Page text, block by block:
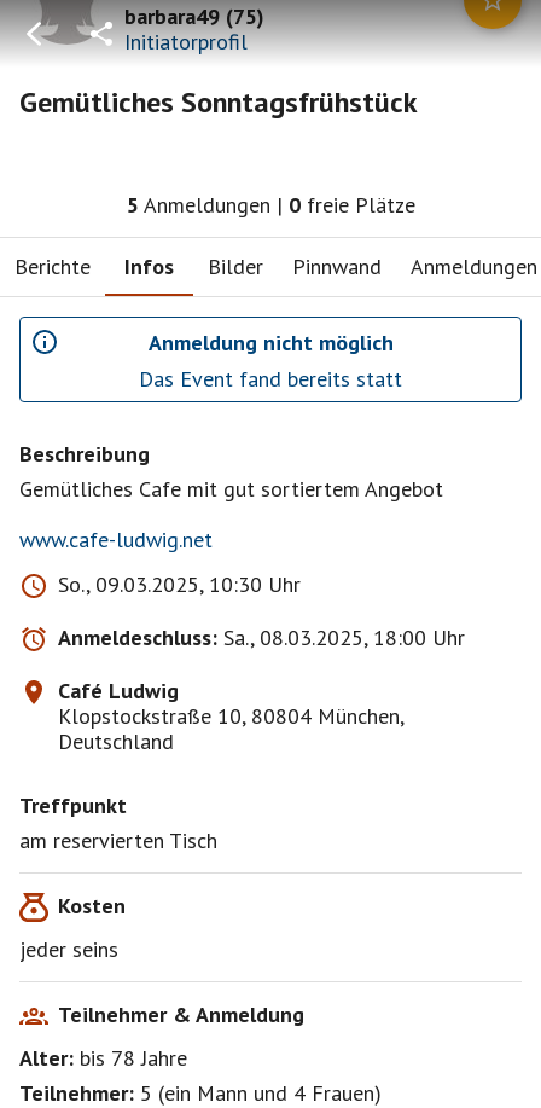
barbara49(75)
Initiatorprofil
Gemütliches Sonntagsfrühstück
5 Anmeldungen | 0 freie Plätze
Berichte Infos Bilder Pinnwand Anmeldungen
Anmeldung nicht möglich
Das Event fand bereits statt
Beschreibung
Gemütliches Cafe mit gut sortiertem Angebot
www.cafe-ludwig.net
So., 09.03.2025, 10:30 Uhr
Anmeldeschluss: Sa., 08.03.2025, 18:00 Uhr
Café Ludwig
Klopstockstraße 10, 80804 München,
Deutschland
Treffpunkt
am reservierten Tisch
Kosten
jeder seins
Teilnehmer & Anmeldung
Alter: bis 78Jahre
Teilnehmer: 5 (ein Mann und 4 Frauen)